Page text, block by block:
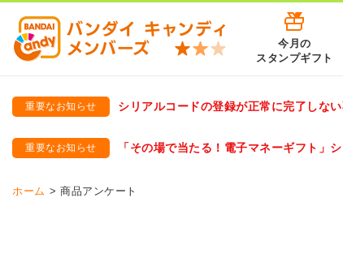
今月の
スタンプギフト
重要なお知らせ
シリアルコードの登録が正常に完了しな
重要なお知らせ
「その場で当たる！電子マネーギフト」
ホーム 商品アンケート